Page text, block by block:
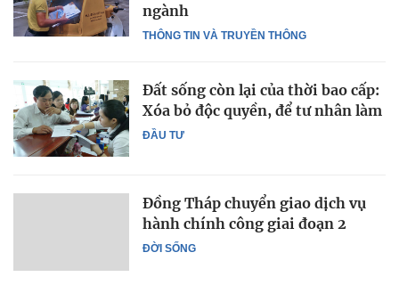
THÔNG TIN VÀ TRUYỀN THÔNG
ngành
ĐẦU TƯ
Đất sống còn lại của thời bao cấp:
Xóa bỏ độc quyền, để tư nhân làm
ĐỜI SỐNG
Đồng Tháp chuyển giao dịch vụ
hành chính công giai đoạn 2